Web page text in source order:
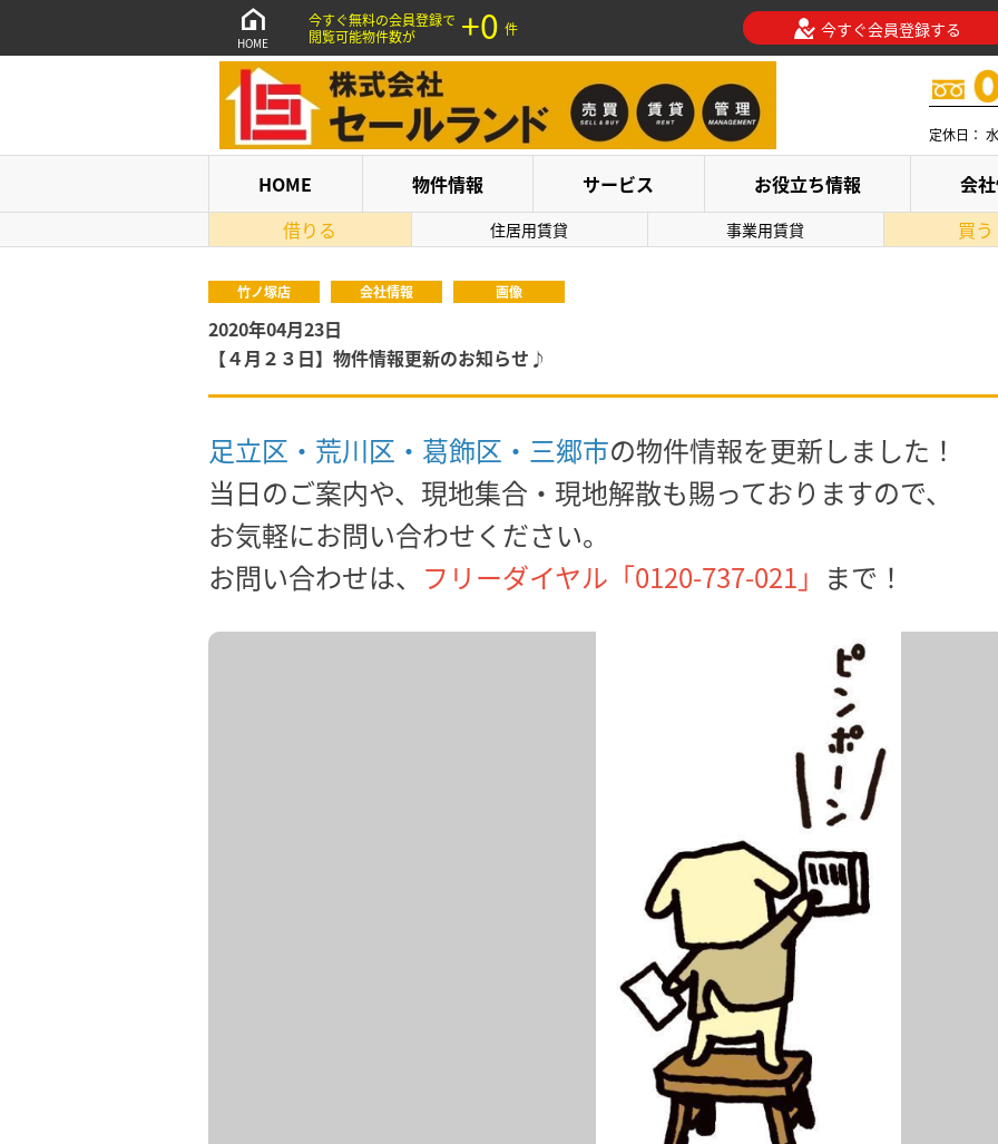
HOME
今すぐ無料の会員登録で
閲覧可能物件数が
+0 件 今すぐ会員登録する
定休日：
HOME 物件情報 サービス お役立ち情報
会
借りる
住居用賃貸 事業用賃貸 買う
竹ノ塚店 会社情報 画像
2020年04月23日
【４月２３日】物件情報更新のお知らせ♪
足立区・荒川区・葛飾区・三郷市の物件情報を更新しました！
当日のご案内や、現地集合・現地解散も賜っておりますので、
お気軽にお問い合わせください。
お問い合わせは、 フリーダイヤル「0120-737-021」 まで！